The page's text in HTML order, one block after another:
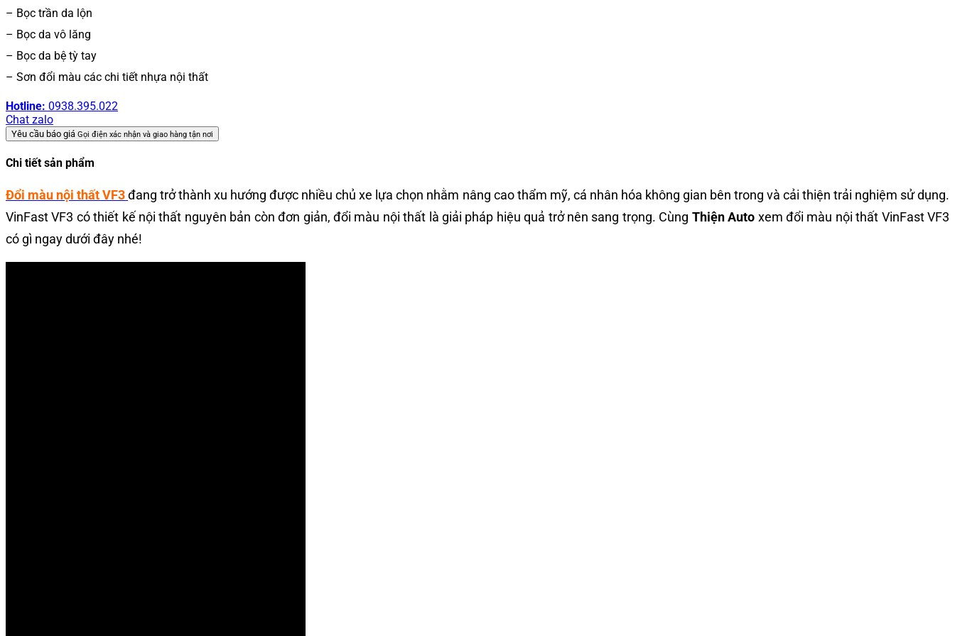
– Bọc trần da lộn
– Bọc da vô lăng
– Bọc da bệ tỳ tay
– Sơn đổi màu các chi tiết nhựa nội thất
Hotline: 0938.395.022
Chat zalo
Yêu cầu báo giá Gọi điện xác nhận và giao hàng tận nơi
Chi tiết sản phẩm
Đổi màu nội thất VF3đang trở thành xu hướng được nhiều chủ xe lựa chọn nhằm nâng cao thẩm mỹ, cá nhân hóa không gian bên trong và cải thiện trải nghiệm sử dụng.
VinFast VF3 có thiết kế nội thất nguyên bản còn đơn giản, đổi màu nội thất là giải pháp hiệu quả trở nên sang trọng. Cùng Thiện Auto xem đổi màu nội thất VinFast VF3
có gì ngay dưới đây nhé!